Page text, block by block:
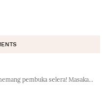
pembuka selera! Masaka...